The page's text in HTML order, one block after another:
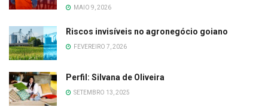
MAIO 9, 2026
Riscos invisíveis no agronegócio goiano
FEVEREIRO 7, 2026
Perfil: Silvana de Oliveira
SETEMBRO 13, 2025